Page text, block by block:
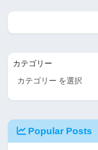
カテゴリー
Popular Posts